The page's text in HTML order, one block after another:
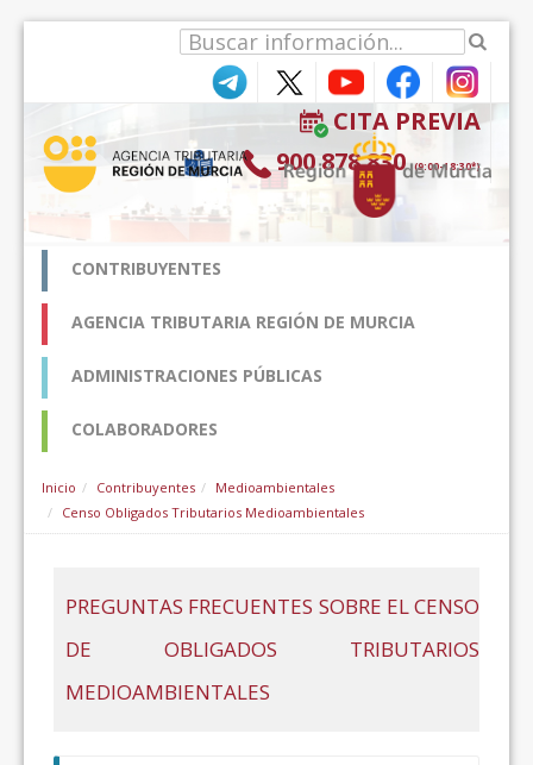
CITA PREVIA
900 878 830 (9:00-18:30*)
CONTRIBUYENTES
AGENCIA TRIBUTARIA REGIÓN DE MURCIA
ADMINISTRACIONES PÚBLICAS
COLABORADORES
Inicio Contribuyentes
Medioambientales
Censo Obligados Tributarios Medioambientales
PREGUNTAS FRECUENTES SOBRE EL CENSO
DE OBLIGADOS TRIBUTARIOS
MEDIOAMBIENTALES